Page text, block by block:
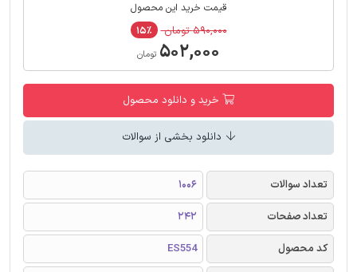
قیمت خرید این محصول
۵۹۰,۰۰۰ تومان ۱۵٪
۵۰۲,۰۰۰ تومان
خرید و دانلود محصول
دانلود بخشی از سوالات
تعداد سوالات
1006
تعداد صفحات
242
کد محصول
ES554